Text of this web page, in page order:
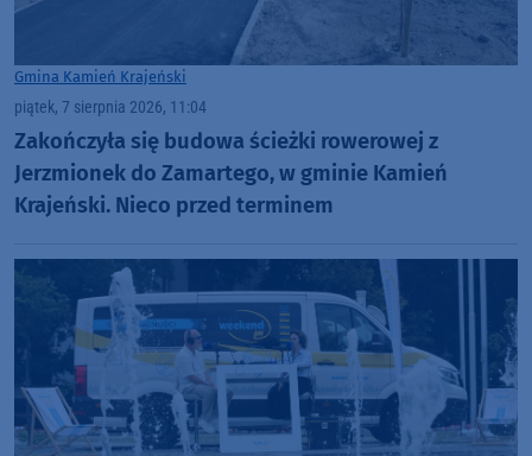
Gmina Kamień Krajeński
piątek, 7 sierpnia 2026, 11:04
Zakończyła się budowa ścieżki rowerowej z
Jerzmionek do Zamartego, w gminie Kamień
Krajeński. Nieco przed terminem